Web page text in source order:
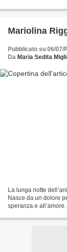
Mariolina
Pubblicato su 06/07/
Da Maria Sedita
La lunga notte
Nasce da un dolore
speranza e